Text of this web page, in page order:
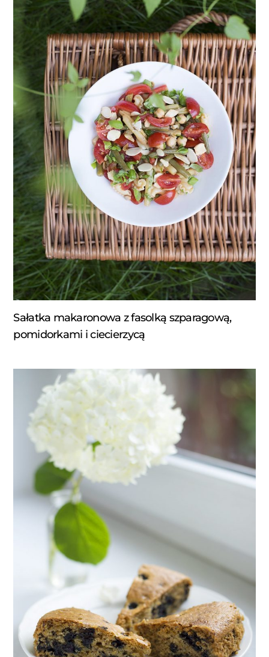
Sałatka makaronowa z fasolką szparagową,
pomidorkami i ciecierzycą